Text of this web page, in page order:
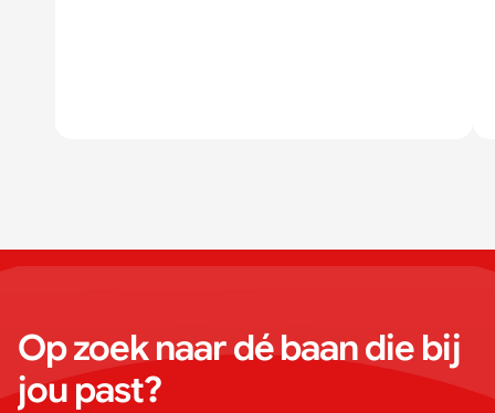
Op zoek naar dé baan die bij
jou past?